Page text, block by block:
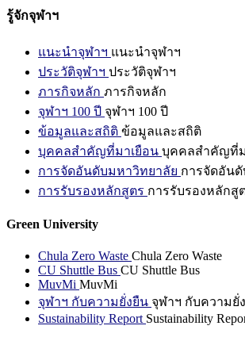
รู้จักจุฬาฯ
แนะนำจุฬาฯ แนะนำจุฬาฯ
ประวัติจุฬาฯ ประวัติจุฬาฯ
ภารกิจหลัก ภารกิจหลัก
จุฬาฯ 100 ปี จุฬาฯ 100 ปี
ข้อมูลและสถิติ ข้อมูลและสถิติ
บุคคลสำคัญที่มาเยือน บุคคลสำคัญที่ม
การจัดอันดับมหาวิทยาลัย การจัดอัน
การรับรองหลักสูตร การรับรองหลักสู
Green University
Chula Zero Waste Chula Zero Waste
CU Shuttle Bus CU Shuttle Bus
MuvMi MuvMi
จุฬาฯ กับความยั่งยืน จุฬาฯ กับความยั่
Sustainability Report Sustainability